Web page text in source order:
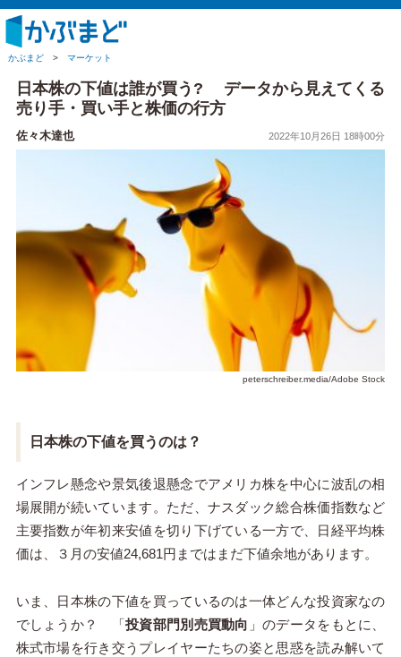
かぶまど > マーケット
日本株の下値は誰が買う? データから見えてくる
売り手・買い手と株価の行方
佐々木達也 2022年10月26日 18時00分
peterschreiber.media/Adobe Stock
日本株の下値を買うのは？
インフレ懸念や景気後退懸念でアメリカ株を中心に波乱の相
場展開が続いています。ただ、ナスダック総合株価指数など
主要指数が年初来安値を切り下げている一方で、日経平均株
価は、３月の安値24,681円まではまだ下値余地があります。
いま、日本株の下値を買っているのは一体どんな投資家なの
でしょうか？ 「投資部門別売買動向 」のデータをもとに、
株式市場を行き交うプレイヤーたちの姿と思惑を読み解いて